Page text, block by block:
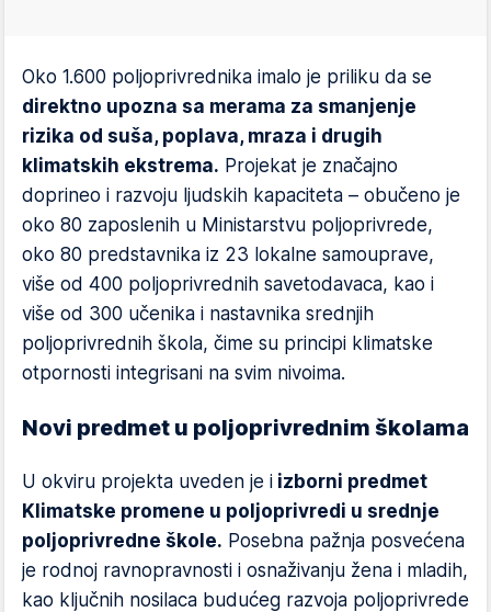
Oko 1.600 poljoprivrednika imalo je priliku da se
direktno upozna sa merama za smanjenje
rizika od suša, poplava, mraza i drugih
klimatskih ekstrema. Projekat je značajno
doprineo i razvoju ljudskih kapaciteta – obučeno je
oko 80 zaposlenih u Ministarstvu poljoprivrede,
oko 80 predstavnika iz 23 lokalne samouprave,
više od 400 poljoprivrednih savetodavaca, kao i
više od 300 učenika i nastavnika srednjih
poljoprivrednih škola, čime su principi klimatske
otpornosti integrisani na svim nivoima.
Novi predmet u poljoprivrednim školama
U okviru projekta uveden je i izborni predmet
Klimatske promene u poljoprivredi u srednje
poljoprivredne škole. Posebna pažnja posvećena
je rodnoj ravnopravnosti i osnaživanju žena i mladih,
kao ključnih nosilaca budućeg razvoja poljoprivrede